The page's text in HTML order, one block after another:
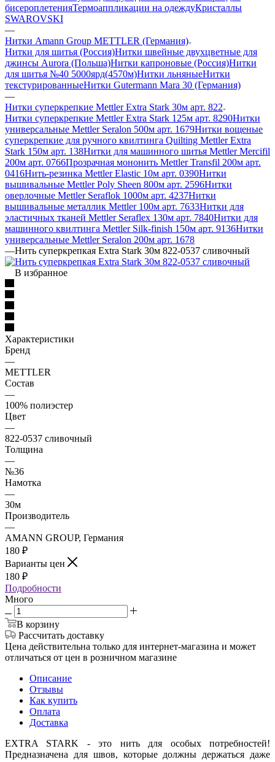
бисероплетенияТермоаппликации на одеждуКристаллы
SWAROVSKI
—
Нитки Amann Group METTLER (Германия)
Нитки для шитья (Россия)Нитки швейные двухцветные для
джинсы Aurora (Польша)Нитки капроновые (Россия)Нитки
для шитья №40 5000ярд(4570м)Нитки льняныеНитки
текстурированныеНитки Gutermann Mara 30 (Германия)
—
Нитки суперкрепкие Mettler Extra Stark 30м арт. 822
Нитки суперкрепкие Mettler Extra Stark 125м арт. 8290Нитки
универсальные Mettler Seralon 500м арт. 1679Нитки вощеные
суперкрепкие для ручного квилтинга Quilting Mettler Extra
Stark 150м арт. 138Нитки для машинного шитья Mettler Mercifil
200м арт. 0766Прозрачная мононить Mettler Transfil 200м арт.
0416Нить-резинка Mettler Elastic 10м арт. 0390Нитки
вышивальные Mettler Poly Sheen 800м арт. 2596Нитки
оверлочные Mettler Seraflok 1000м арт. 4237Нитки
вышивальные металлик Mettler 100м арт. 7633Нитки для
эластичных тканей Mettler Seraflex 130м арт. 7840Нитки для
машинного квилтинга Mettler Silk-finish 150м арт. 9136Нитки
универсальные Mettler Seralon 200м арт. 1678
—Нить суперкрепкая Extra Stark 30м 822-0537 сливочный
В избранное
Характеристики
Бренд
—
METTLER
Состав
—
100% полиэстер
Цвет
—
822-0537 сливочный
Толщина
—
№36
Намотка
—
30м
Производитель
—
AMANN GROUP, Германия
180 ₽
Варианты цен
180 ₽
Подробности
Много
В корзину
Рассчитать доставку
Цена действительна только для интернет-магазина и может
отличаться от цен в розничном магазине
Описание
Отзывы
Как купить
Оплата
Доставка
EXTRA STARK - это нить для особых потребностей!
Предназначена для швов, которые должны держаться даже